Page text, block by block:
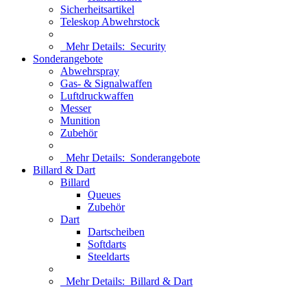
Sicherheitsartikel
Teleskop Abwehrstock
Mehr Details: Security
Sonderangebote
Abwehrspray
Gas- & Signalwaffen
Luftdruckwaffen
Messer
Munition
Zubehör
Mehr Details: Sonderangebote
Billard & Dart
Billard
Queues
Zubehör
Dart
Dartscheiben
Softdarts
Steeldarts
Mehr Details: Billard & Dart